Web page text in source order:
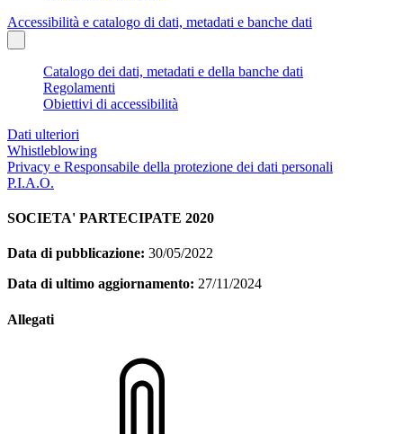
Accessibilità e catalogo di dati, metadati e banche dati
Catalogo dei dati, metadati e della banche dati
Regolamenti
Obiettivi di accessibilità
Dati ulteriori
Whistleblowing
Privacy e Responsabile della protezione dei dati personali
P.I.A.O.
SOCIETA' PARTECIPATE 2020
Data di pubblicazione: 30/05/2022
Data di ultimo aggiornamento: 27/11/2024
Allegati